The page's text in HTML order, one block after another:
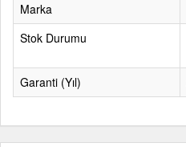
Marka
Stok Durumu
Garanti (Yıl)